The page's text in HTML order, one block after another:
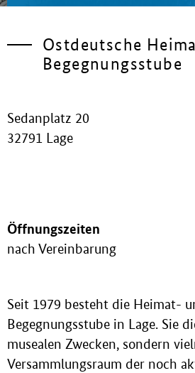
Ostdeutsche
Begegnungsstube
Sedanplatz 20
32791 Lage
Öffnungszeiten
nach Vereinbarung
Seit 1979 besteht die Heimat-
Begegnungsstube in Lage. Sie
musealen Zwecken, sondern
Versammlungsraum der noch